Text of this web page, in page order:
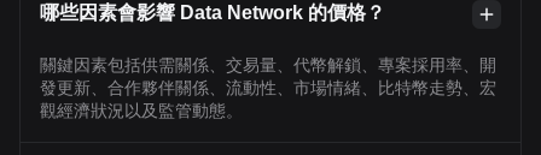
哪些因素會影響 Data Network 的價格？
關鍵因素包括供需關係、交易量、代幣解鎖、專案採用率、開
發更新、合作夥伴關係、流動性、市場情緒、比特幣走勢、宏
觀經濟狀況以及監管動態。